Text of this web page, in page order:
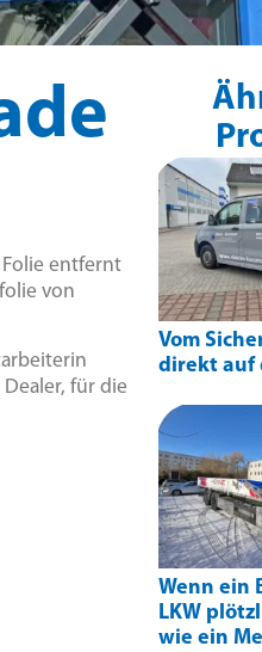
entfernt
von
für die
Vom
direkt auf
Wenn ein
LKW
wie ein